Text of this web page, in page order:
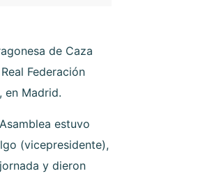
de Caza
Federación
en Madrid.
estuvo
(vicepresidente),
y dieron